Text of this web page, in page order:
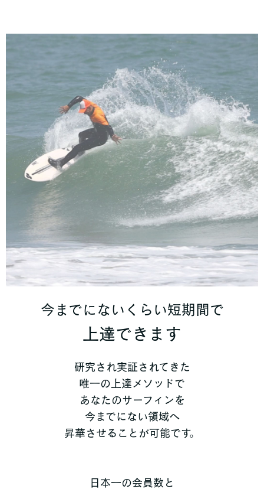
今までにないくらい短期間で
上達できます
研究され実証されてきた
唯一の上達メソッドで
あなたのサーフィンを
今までにない領域へ
昇華させることが可能です。
日本一の会員数と